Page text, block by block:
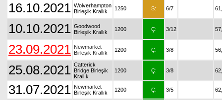
16.10.2021 Wolverhampton
Birleşik Krallık
1250 S: 6/7
10.10.2021 Goodwood
Birleşik Krallık
1200 Ç: 3/12
23.09.2021 Newmarket
Birleşik Krallık
1200 Ç: 3/8
25.08.2021 Catterick
Bridge Birleşik
Krallık
1200 Ç: 3/8
31.07.2021 Newmarket
Birleşik Krallık
1200 Ç: 3/5